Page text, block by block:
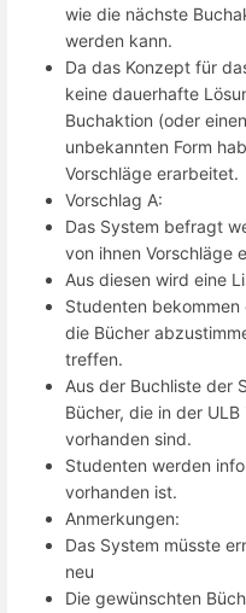
wie die nächste
werden kann.
Da das Konzept für
keine dauerhafte
Buchaktion (oder
unbekannten Form
Vorschläge erarbeitet.
Vorschlag A:
Das System befragt
von ihnen Vorschläge
Aus diesen wird eine
Studenten
die Bücher
treffen.
Aus der Buchliste der
Bücher, die in der
vorhanden sind.
Studenten werden
vorhanden ist.
Anmerkungen:
Das System müsste
neu
Die gewünschten